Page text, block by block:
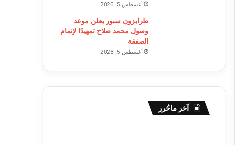
أغسطس 5, 2026
طرابزون سبور يعلن موعد
وصول محمد صلاح تمهيدًا لإتمام
الصفقة
أغسطس 5, 2026
آخر ماحُرر